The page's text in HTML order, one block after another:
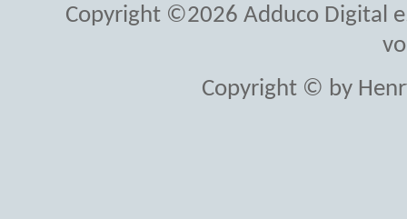
Copyright ©2026 Adduco Digital
Copyright © by